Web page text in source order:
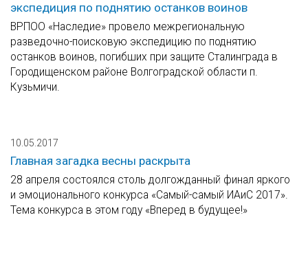
экспедиция по поднятию останков воинов
ВРПОО «Наследие» провело межрегиональную
разведочно-поисковую экспедицию по поднятию
останков воинов, погибших при защите Сталинграда в
Городищенском районе Волгоградской области п.
Кузьмичи.
10.05.2017
Главная загадка весны раскрыта
28 апреля состоялся столь долгожданный финал яркого
и эмоционального конкурса «Самый-самый ИАиС 2017».
Тема конкурса в этом году «Вперед в будущее!»